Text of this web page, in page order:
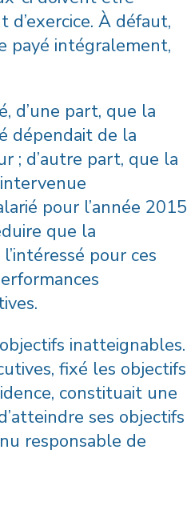
À défaut,
payé intégralement,
d’une part, que la
dépendait de la
; d’autre part, que la
pour l’année 2015
que la
pour ces
inatteignables.
fixé les objectifs
constituait une
ses objectifs
responsable de